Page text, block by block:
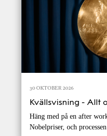
30 OKTOBER 2026
Kvällsvisning - Allt
Häng med på en after
Nobelpriser, och